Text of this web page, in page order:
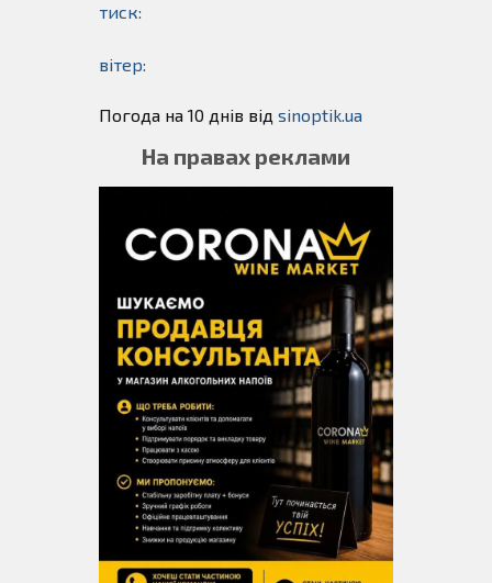
тиск:
вітер:
Погода на 10 днів від sinoptik.ua
На правах реклами